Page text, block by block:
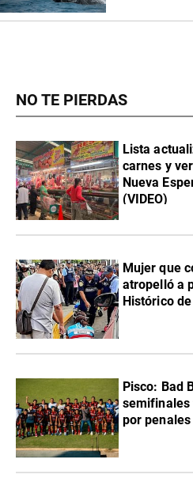
NO TE PIERDAS
Lista
carnes y
Nueva
(VIDEO)
Mujer que
atropelló a
Histórico
Pisco: Bad
semifinales
por penales